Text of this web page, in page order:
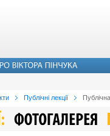
Публічні лекції